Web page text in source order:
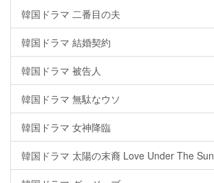
韓国ドラマ 二番目の夫
韓国ドラマ 結婚契約
韓国ドラマ 被告人
韓国ドラマ 無駄なウソ
韓国ドラマ 女神降臨
韓国ドラマ 太陽の末裔 Love Under The Sun